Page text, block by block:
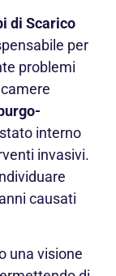
di Scarico
per
problemi
interno
invasivi.
causati
una visione